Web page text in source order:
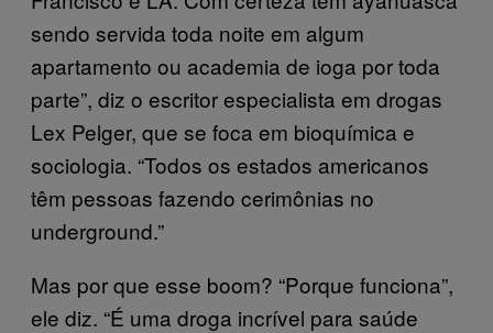
sendo servida toda noite em algum
apartamento ou academia de ioga por toda
parte”, diz o escritor especialista em drogas
Lex Pelger, que se foca em bioquímica e
sociologia. “Todos os estados americanos
têm pessoas fazendo cerimônias no
underground.”
Mas por que esse boom? “Porque funciona”,
ele diz. “É uma droga incrível para saúde